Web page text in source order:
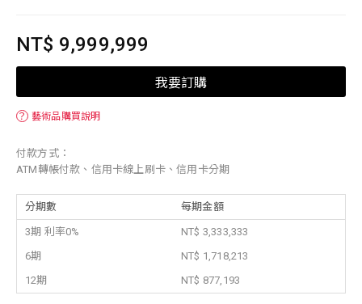
NT$ 9,999,999
我要訂購
？ 藝術品購買說明
付款方式：
ATM轉帳付款、信用卡線上刷卡、信用卡分期
分期數 每期金額
3期 利率0%
NT$ 3,333,333
6期
NT$ 1,718,213
12期
NT$ 877,193